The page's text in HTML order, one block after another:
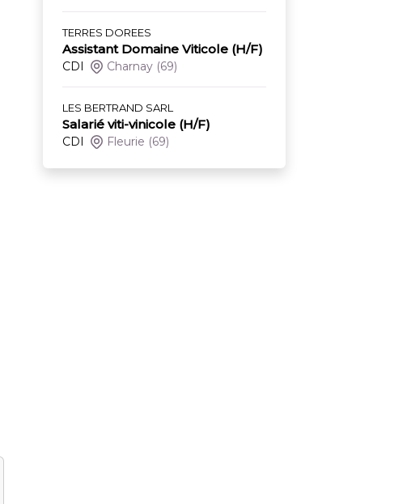
TERRES DOREES
Assistant Domaine Viticole (H/F)
CDI Charnay (69)
LES BERTRAND SARL
Salarié viti-vinicole (H/F)
CDI Fleurie (69)